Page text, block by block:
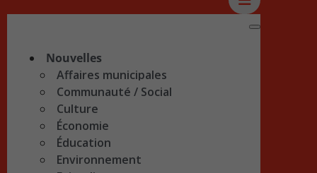
Nouvelles
Affaires municipales
Communauté / Social
Culture
Économie
Éducation
Environnement